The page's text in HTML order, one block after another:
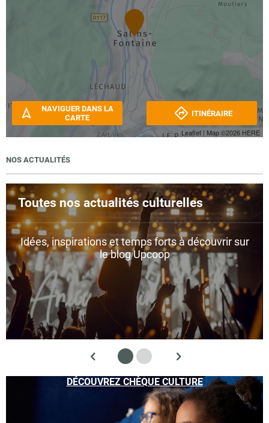
Leaflet | Map ©2026 HERE
NAVIGUER DANS LA
CARTE
ITINÉRAIRE
NOS ACTUALITÉS
Toutes nos actualités culturelles
Idées, inspirations et temps forts à découvrir sur
le blog Upcoop
DÉCOUVREZ CHÈQUE CULTURE